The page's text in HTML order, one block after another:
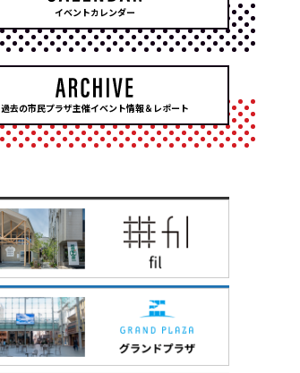
イベントカレンダー
過去の市民プラザ主催イベント情報＆レポート